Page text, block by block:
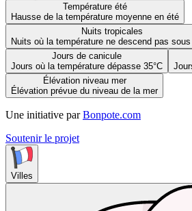
Température été
Hausse de la température moyenne en été
Nuits tropicales
Nuits où la température ne descend pas sous
Jours de canicule
Jours où la température dépasse 35°C
Élévation niveau mer
Élévation prévue du niveau de la mer
Une initiative par Bonpote.com
Soutenir le projet
Villes